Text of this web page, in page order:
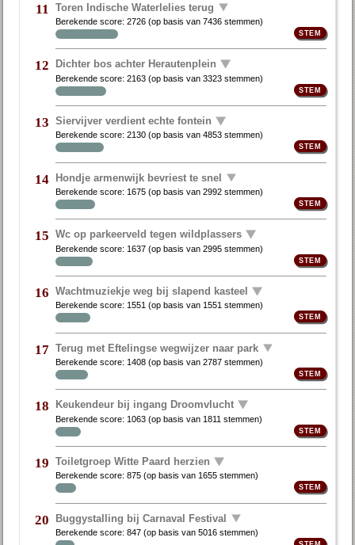
11 Toren Indische Waterlelies terug
Berekende score:2726 (op basis van7436 stemmen)
12 Dichter bos achter Herautenplein
Berekende score:2163 (op basis van3323 stemmen)
13 Siervijver verdient echte fontein
Berekende score:2130 (op basis van4853 stemmen)
14 Hondje armenwijk bevriest te snel
Berekende score: 1675 (op basis van2992 stemmen)
15 Wc op parkeerveld tegen wildplassers
Berekende score: 1637 (op basis van2995 stemmen)
16 Wachtmuziekje weg bij slapend kasteel
Berekende score: 1551 (op basis van 1551 stemmen)
17 Terug met Eftelingse wegwijzer naar park
Berekende score: 1408 (op basis van2787 stemmen)
18 Keukendeur bij ingang Droomvlucht
Berekende score: 1063 (op basis van 1811 stemmen)
19 Toiletgroep Witte Paard herzien
Berekende score:875 (op basis van 1655 stemmen)
20 Buggystalling bij Carnaval Festival
Berekende score:847 (op basis van5016 stemmen)